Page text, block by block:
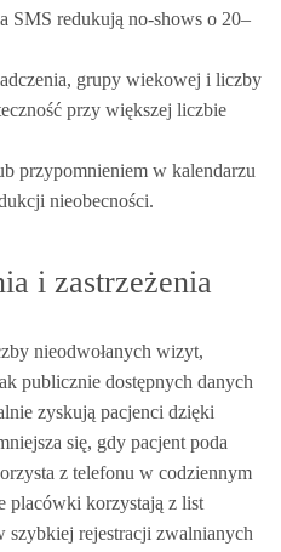
SMS redukują no‑shows o 20–
grupy wiekowej i liczby
przy większej liczbie
przypomnieniem w kalendarzu
nieobecności.
i zastrzeżenia
nieodwołanych wizyt,
publicznie dostępnych danych
zyskują pacjenci dzięki
się, gdy pacjent poda
z telefonu w codziennym
placówki korzystają z list
szybkiej rejestracji zwalnianych